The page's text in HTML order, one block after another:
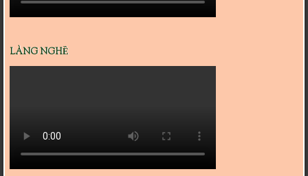
LÀNG NGHỀ